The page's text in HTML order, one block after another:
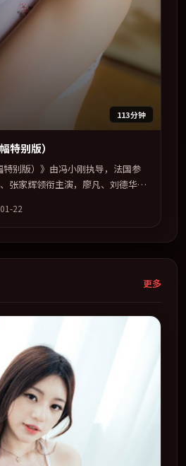
113分钟
特别版）
特别版）》由冯小刚执导，法国参
张家辉领衔主演，廖凡、刘德华、
险」类型为骨架，在叙事、表演与
片中口碑稳健，适合喜欢强情节
看。
22
更多